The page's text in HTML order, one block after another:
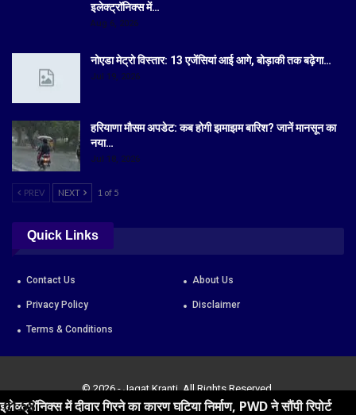
इलेक्ट्रॉनिक्स में…
Aug 6, 2026
नोएडा मेट्रो विस्तार: 13 एजेंसियां आई आगे, बोड़ाकी तक बढ़ेगा…
Jul 19, 2026
हरियाणा मौसम अपडेट: कब होगी झमाझम बारिश? जानें मानसून का
नया…
Jul 18, 2026
PREV NEXT 1 of 5
Quick Links
Contact Us About Us
Privacy Policy Disclaimer
Terms & Conditions
© 2026 - Jagat Kranti. All Rights Reserved.
गिरने का कारण घटिया निर्माण, PWD ने सौंपी रिपोर्ट
01:58